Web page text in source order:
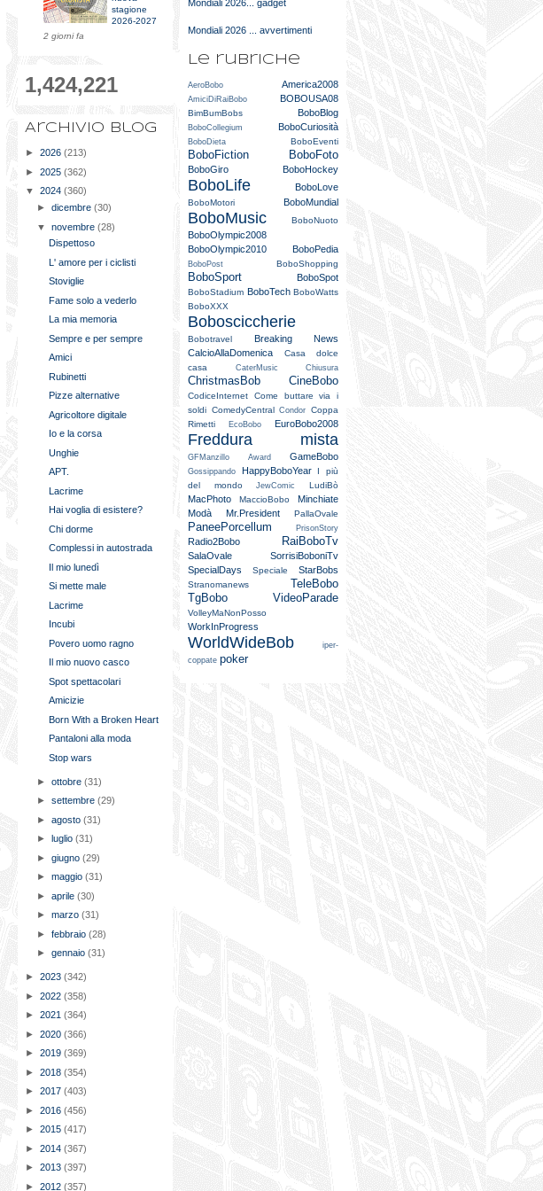
stagione
2026-2027
2 giorni fa
1,424,221
Archivio blog
► 2026 (213)
► 2025 (362)
▼ 2024 (360)
►dicembre(30)
▼novembre(28)
Dispettoso
L' amore per i ciclisti
Stoviglie
Fame solo a vederlo
La mia memoria
Sempre e per sempre
Amici
Rubinetti
Pizze alternative
Agricoltore digitale
Io e la corsa
Unghie
APT.
Lacrime
Hai voglia di esistere?
Chi dorme
Complessi in autostrada
Il mio lunedì
Si mette male
Lacrime
Incubi
Povero uomo ragno
Il mio nuovo casco
Spot spettacolari
Amicizie
Born With a Broken Heart
Pantaloni alla moda
Stop wars
►ottobre(31)
►settembre(29)
►agosto(31)
►
luglio(31)
►giugno(29)
►maggio(31)
►aprile(30)
►marzo(31)
►febbraio(28)
►gennaio(31)
► 2023 (342)
► 2022 (358)
► 2021 (364)
► 2020 (366)
► 2019 (369)
► 2018 (354)
► 2017 (403)
► 2016 (456)
► 2015 (417)
► 2014 (367)
► 2013 (397)
► 2012 (357)
Mondiali 2026... gadget
Mondiali 2026 ... avvertimenti
Le rubriche
AeroBobo America2008
AmiciDiRaiBobo BOBOUSA08
BimBumBobs BoboBlog
BoboCollegium BoboCuriosità
BoboDieta BoboEventi
BoboFiction BoboFoto
BoboGiro BoboHockey
BoboLife BoboLove
BoboMotori BoboMundial
BoboMusic BoboNuoto
BoboOlympic2008
BoboOlympic2010
BoboPedia
BoboPost BoboShopping
BoboSport BoboSpot
BoboStadium BoboTech BoboWatts
BoboXXX
Bobosciccherie
Bobotravel
Breaking News
CalcioAllaDomenica
Casa dolce
casa
CaterMusic Chiusura
ChristmasBob CineBobo
CodiceInternet
Come buttare via i
soldi ComedyCentral Condor
Coppa
Rimetti
EcoBobo EuroBobo2008
Freddura mista
GFManzillo Award GameBobo
Gossippando HappyBoboYear
I più
del mondo
JewComic LudiBò
MacPhoto MaccioBobo
Minchiate
Modà
Mr.President PallaOvale
PaneePorcellum PrisonStory
Radio2Bobo RaiBoboTv
SalaOvale
SorrisiBoboniTv
SpecialDays
Speciale StarBobs
Stranomanews
TeleBobo
TgBobo
VideoParade
VolleyMaNonPosso
WorkInProgress
WorldWideBob
iper-
coppate poker